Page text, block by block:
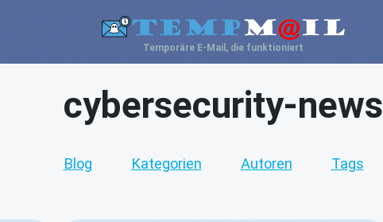
Temporäre E-Mail, die funktioniert
cybersecurity-news
Blog Kategorien Autoren Tags